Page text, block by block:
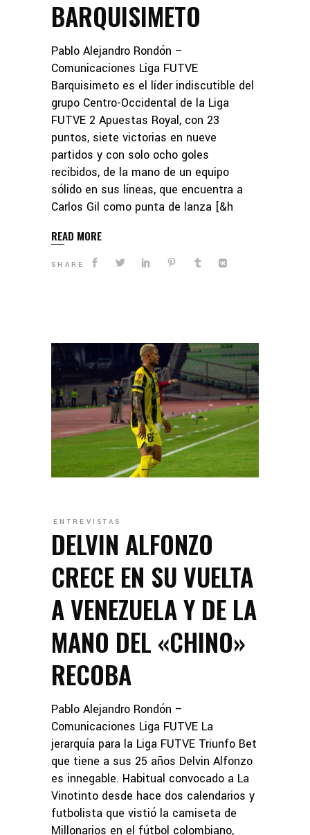
BARQUISIMETO
Pablo Alejandro Rondón –
Comunicaciones Liga FUTVE
Barquisimeto es el líder indiscutible del
grupo Centro-Occidental de la Liga
FUTVE 2 Apuestas Royal, con 23
puntos, siete victorias en nueve
partidos y con solo ocho goles
recibidos, de la mano de un equipo
sólido en sus líneas, que encuentra a
Carlos Gil como punta de lanza [&h
READ MORE
SHARE
ENTREVISTAS
DELVIN ALFONZO
CRECE EN SU VUELTA
A VENEZUELA Y DE LA
MANO DEL «CHINO»
RECOBA
Pablo Alejandro Rondón –
Comunicaciones Liga FUTVE La
jerarquía para la Liga FUTVE Triunfo Bet
que tiene a sus 25 años Delvin Alfonzo
es innegable. Habitual convocado a La
Vinotinto desde hace dos calendarios y
futbolista que vistió la camiseta de
Millonarios en el fútbol colombiano,